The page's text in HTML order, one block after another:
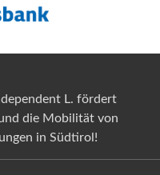
L. fördert
die Mobilität von
in Südtirol!